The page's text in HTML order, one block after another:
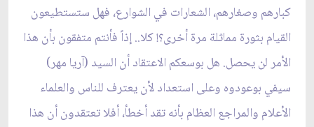
كبارهم وصغارهم، الشعارات في الشوارع، فهل ستستطيعون
القيام بثورة مماثلة مرة أخرى؟! كلا.. إذاً فأنتم متفقون بأن هذا
الأمر لن يحصل. هل بوسعكم الاعتقاد أن السيد (آريا مهر)
سيفي بوعودوه وعلى استعداد لأن يعترف للناس والعلماء
الأعلام والمراجع العظام بأنه تقد أخطأ، أفلا تعتقدون أن هذا